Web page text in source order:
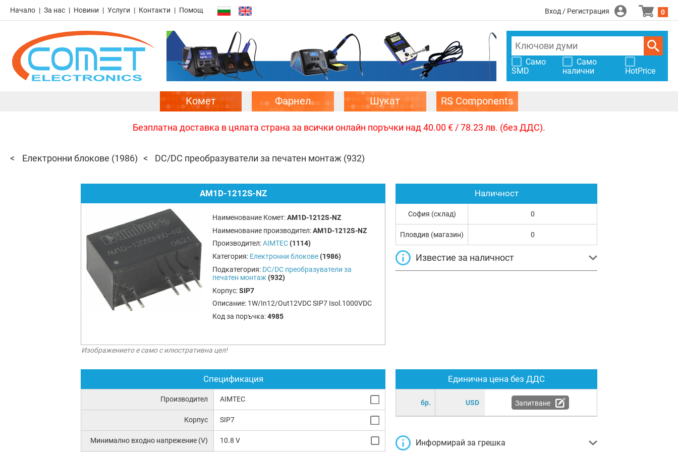
Начало За нас Новини Услуги Контакти Помощ Вход / Регистрация 0
Само
SMD
Само
налични
HotPrice
Комет Фарнел Шукат RS Components
Безплатна доставка в цялата страна за всички онлайн поръчки над 40.00 € / 78.23 лв. (без ДДС).
Електронни блокове (1986) DC/DC преобразуватели за печатен монтаж (932)
AM1D-1212S-NZ
Наименование Комет:AM1D-1212S-NZ
Наименование производител:AM1D-1212S-NZ
Производител:AIMTEC (1114)
Категория: Електронни блокове (1986)
Подкатегория: DC/DC преобразуватели за
печатен монтаж (932)
Корпус:SIP7
Описание: 1W/In12/Out12VDC SIP7 Isol.1000VDC
Код за поръчка:4985
Изображението е само с илюстративна цел!
Спецификация
Производител AIMTEC
Корпус SIP7
Минимално входно напрежение (V) 10.8 V
Единична цена без ДДС
бр. USD Запитване
Информирай за грешка
Наличност
София (склад) 0
Пловдив (магазин) 0
Известие за наличност